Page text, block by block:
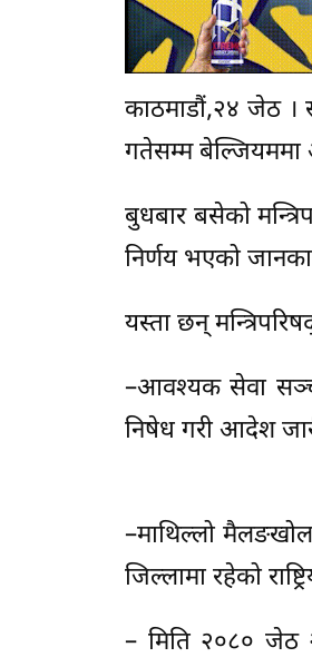
काठमाडौं,२४ जेठ ।
गतेसम्म बेल्जियममा
बुधबार बसेको
निर्णय भएको
यस्ता छन्
–आवश्यक सेवा
निषेध गरी आदेश
–माथिल्लो
जिल्लामा रहेको
– मिति २०८० जेठ